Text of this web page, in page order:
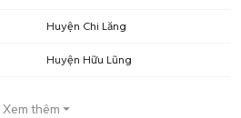
Huyện Chi Lăng
Huyện Hữu Lũng
Xem thêm